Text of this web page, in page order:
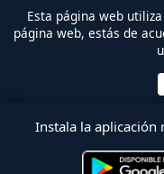
Esta página web utiliza
página web, estás de
Instala la